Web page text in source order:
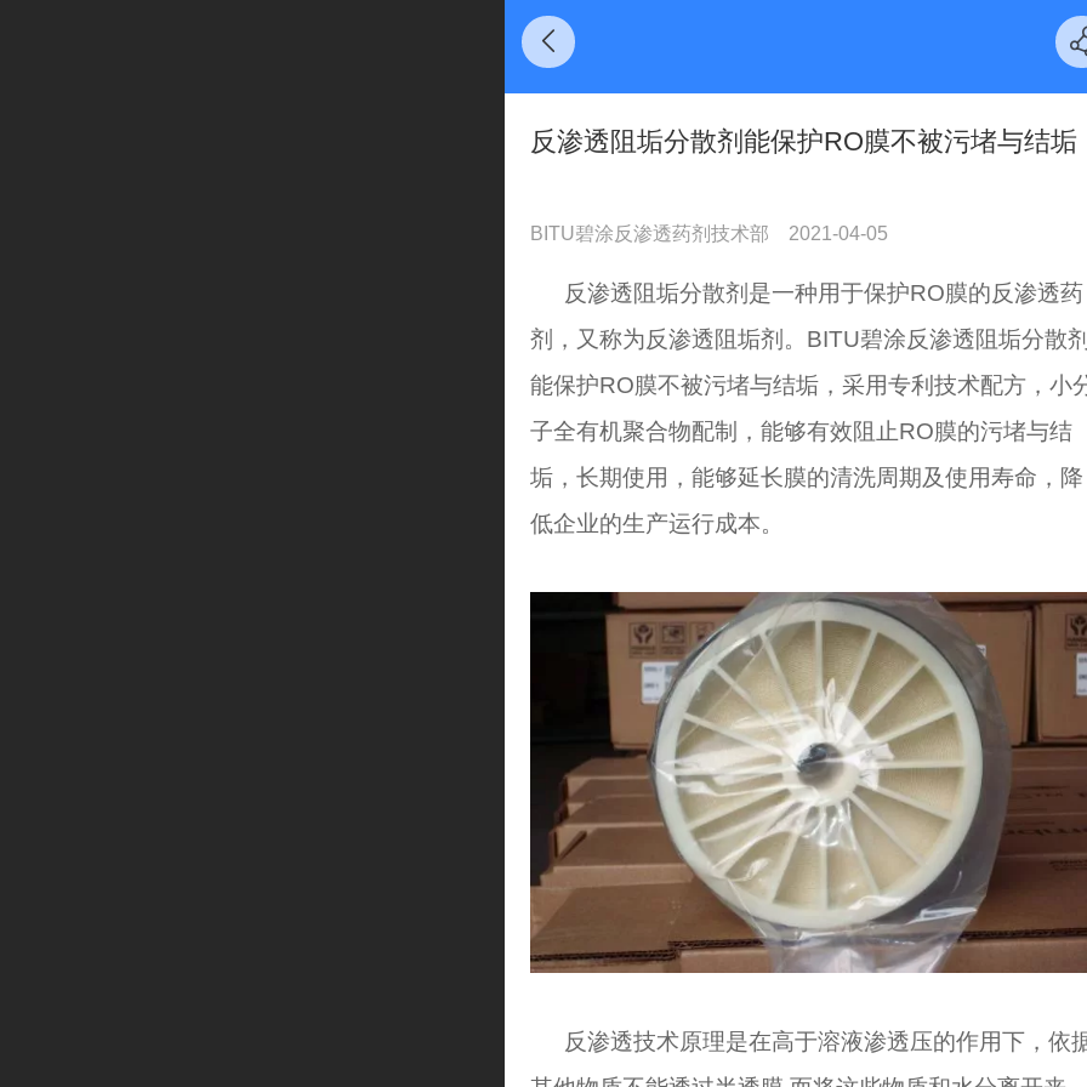
反渗透阻垢分散剂能保护RO膜不被污堵与结垢
BITU碧涂反渗透药剂技术部 2021-04-05
反渗透阻垢分散剂是一种用于保护RO膜的反渗透药
剂，又称为反渗透阻垢剂。BITU碧涂反渗透阻垢分散
能保护RO膜不被污堵与结垢，采用专利技术配方，小
子全有机聚合物配制，能够有效阻止RO膜的污堵与结
垢，长期使用，能够延长膜的清洗周期及使用寿命，降
低企业的生产运行成本。
反渗透技术原理是在高于溶液渗透压的作用下，依